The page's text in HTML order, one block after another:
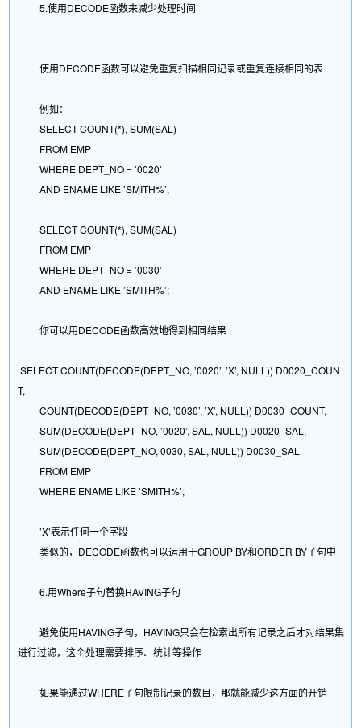
5.使用DECODE函数来减少处理时间
使用DECODE函数可以避免重复扫描相同记录或重复连接相同的表
例如：
SELECT COUNT(*), SUM(SAL)
FROM EMP
WHERE DEPT_NO = ’0020’
AND ENAME LIKE ’SMITH%’;
SELECT COUNT(*), SUM(SAL)
FROM EMP
WHERE DEPT_NO = ’0030’
AND ENAME LIKE ’SMITH%’;
你可以用DECODE函数高效地得到相同结果
SELECT COUNT(DECODE(DEPT_NO, ’0020’, ’X’, NULL)) D0020_COUN
T,
COUNT(DECODE(DEPT_NO, ’0030’, ’X’, NULL)) D0030_COUNT,
SUM(DECODE(DEPT_NO, ’0020’, SAL, NULL)) D0020_SAL,
SUM(DECODE(DEPT_NO, 0030, SAL, NULL)) D0030_SAL
FROM EMP
WHERE ENAME LIKE ’SMITH%’;
’X’表示任何一个字段
类似的，DECODE函数也可以运用于GROUP BY和ORDER BY子句中
6.用Where子句替换HAVING子句
避免使用HAVING子句，HAVING只会在检索出所有记录之后才对结果集
进行过滤，这个处理需要排序、统计等操作
如果能通过WHERE子句限制记录的数目，那就能减少这方面的开销